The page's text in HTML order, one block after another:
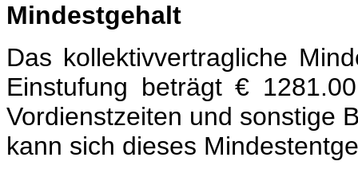
Mindestgehalt
Das kollektivvertragliche
Einstufung beträgt €
Vordienstzeiten und sonstige
kann sich dieses